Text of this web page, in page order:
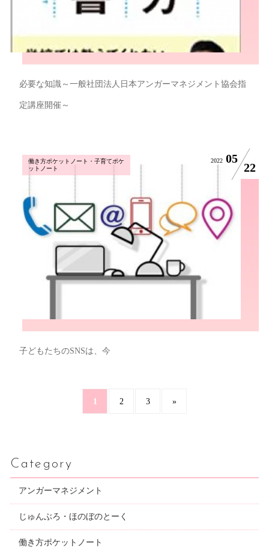
必要な知識～一般社団法人日本アンガーマネジメント協会指
定講座開催～
働き方ポケットノート・子育てポケ
ットノート
2022 05
22
子どもたちのSNSは、今
1 2 3 »
Category
アンガーマネジメント
じゅんぶろ・ほのぼのとーく
働き方ポケットノート